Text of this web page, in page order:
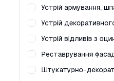
Устрій армування,
Устрій
Устрій відливів з
Реставрування
Штукатурно-